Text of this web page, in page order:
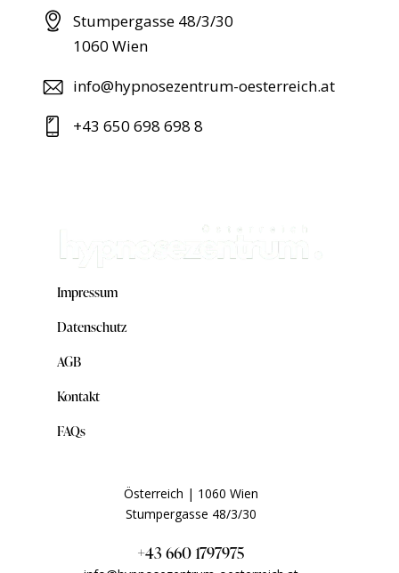
Stumpergasse 48/3/30
1060 Wien
info@hypnosezentrum-oesterreich.at
+43 650 698 698 8
Impressum
Datenschutz
AGB
Kontakt
FAQs
Österreich | 1060 Wien
Stumpergasse 48/3/30
+43 660 1797975